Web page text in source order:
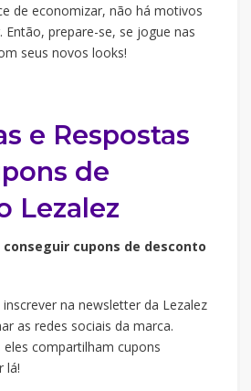
de economizar, não há motivos
prepare-se, se jogue nas
seus novos looks!
e Respostas
de
Lezalez
conseguir cupons de desconto
na newsletter da Lezalez
as redes sociais da marca.
eles compartilham cupons
lá!